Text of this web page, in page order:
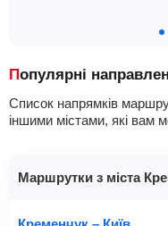
Популярні
Список напрямків
іншими містами, які вам
Маршрутки з міста